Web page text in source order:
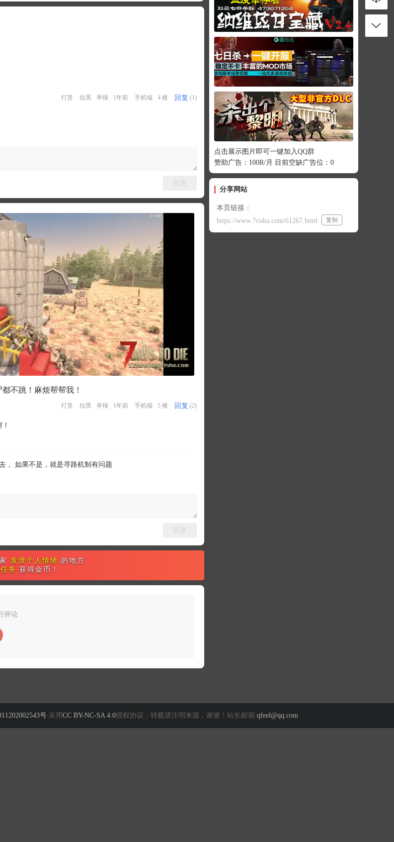
打赏 拉黑 举报 1年前 手机端 4 楼 回复 (1)
回复
不跳！麻烦帮帮我！
打赏 拉黑 举报 1年前 手机端 5 楼 回复 (2)
， 如果不是，就是寻路机制有问题
回复
发泄个人情绪 的地方
务 获得金币！
评论
点击展示图片即可一键加入QQ群
赞助广告：100R/月 目前空缺广告位：0
分享网站
本页链接：
https://www.7risha.com/61267.html
复制
号 采用 CC BY-NC-SA 4.0授权协议，转载请注明来源，谢谢！站长邮箱:qfeel@qq.com